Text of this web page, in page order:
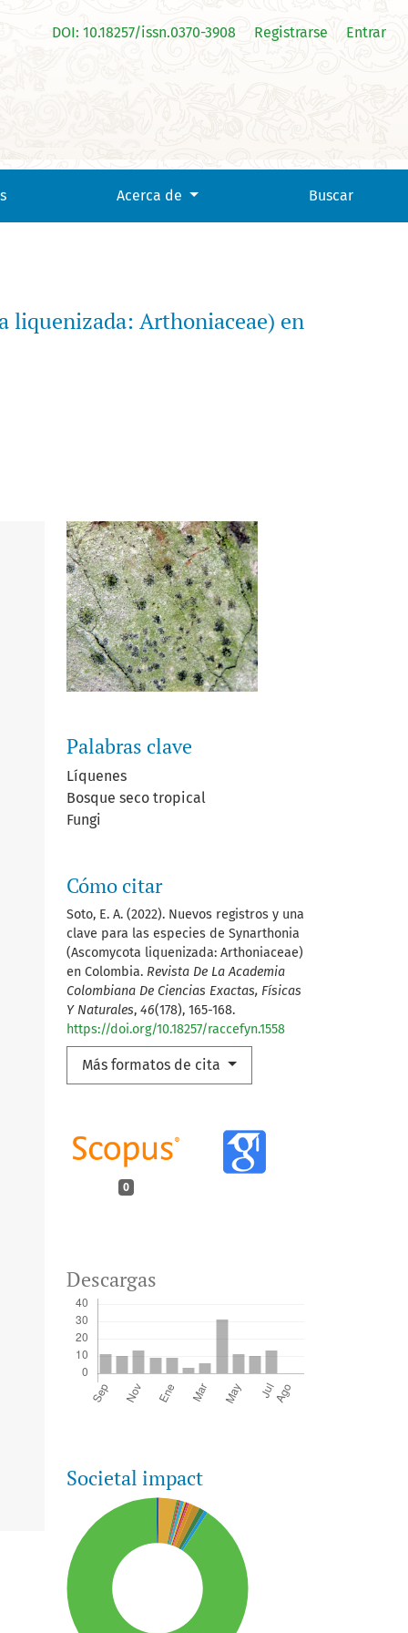
Acerca de Buscar
DOI: 10.18257/issn.0370-3908 Registrarse Entrar
liquenizada: Arthoniaceae) en
Palabras clave
Líquenes
Bosque seco tropical
Fungi
Cómo citar
Soto, E. A. (2022). Nuevos registros y una
clave para las especies de Synarthonia
(Ascomycota liquenizada: Arthoniaceae)
en Colombia. Revista De La Academia
Colombiana De Ciencias Exactas, Físicas
Y Naturales, 46(178), 165-168.
https://doi.org/10.18257/raccefyn.1558
Más formatos de cita
0
Descargas
Societal impact